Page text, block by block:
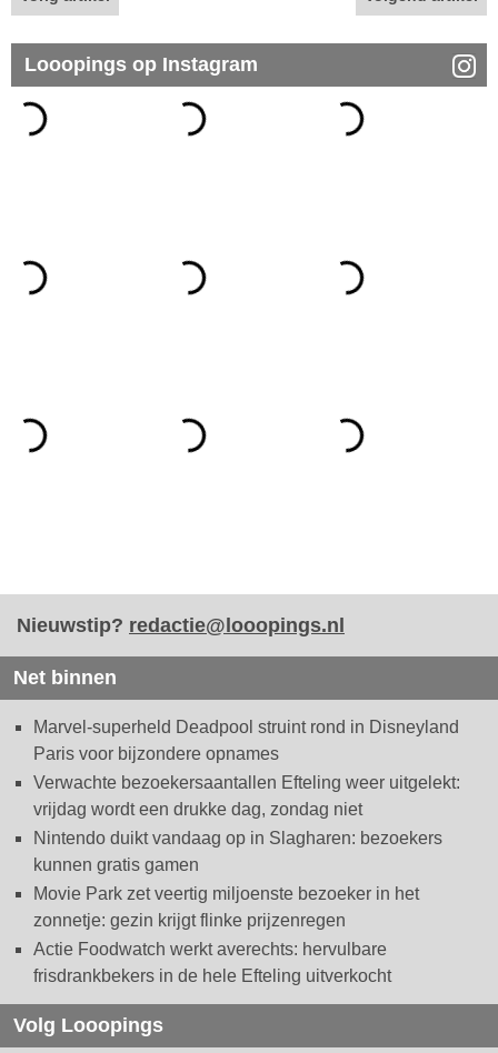
Looopings op Instagram
Nieuwstip? redactie@looopings.nl
Net binnen
Marvel-superheld Deadpool struint rond in Disneyland
Paris voor bijzondere opnames
Verwachte bezoekersaantallen Efteling weer uitgelekt:
vrijdag wordt een drukke dag, zondag niet
Nintendo duikt vandaag op in Slagharen: bezoekers
kunnen gratis gamen
Movie Park zet veertig miljoenste bezoeker in het
zonnetje: gezin krijgt flinke prijzenregen
Actie Foodwatch werkt averechts: hervulbare
frisdrankbekers in de hele Efteling uitverkocht
Volg Looopings